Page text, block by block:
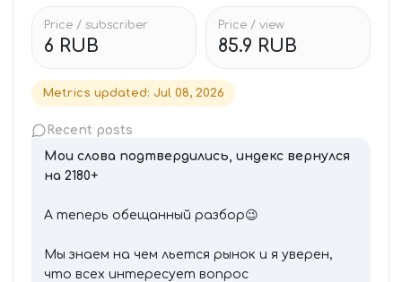
Price / subscriber
6 RUB
Price / view
85.9 RUB
Metrics updated: Jul 08, 2026
Recent posts
Мои слова подтвердились, индекс вернулся
на 2180+
А теперь обещанный разбор😉
Мы знаем на чем льется рынок и я уверен,
что всех интересует вопрос